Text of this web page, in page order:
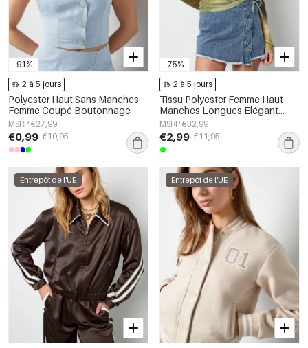
-91%
2 à 5 jours
Polyester Haut Sans Manches
Femme Coupé Boutonnage
MSRP €27,99
€0,99 €10,95
-75%
2 à 5 jours
Tissu Polyester Femme Haut
Manches Longues Élégant
Couleur Unie Printemps/Été
MSRP €32,99
€2,99 €11,95
Entrepôt de l'UE Entrepôt de l'UE